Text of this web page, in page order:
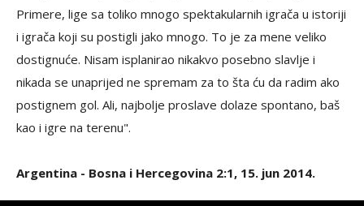
Primere, lige sa toliko mnogo spektakularnih igrača u istoriji
i igrača koji su postigli jako mnogo. To je za mene veliko
dostignuće. Nisam isplanirao nikakvo posebno slavlje i
nikada se unaprijed ne spremam za to šta ću da radim ako
postignem gol. Ali, najbolje proslave dolaze spontano, baš
kao i igre na terenu".
Argentina - Bosna i Hercegovina 2:1, 15. jun 2014.